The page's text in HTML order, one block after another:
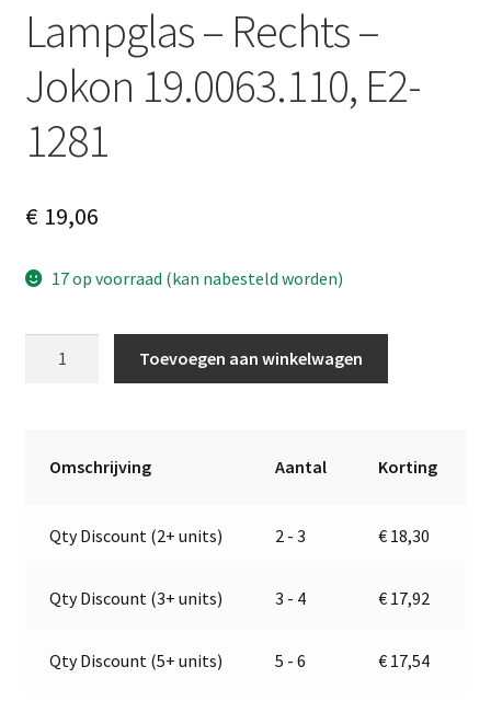
Lampglas – Rechts –
Jokon 19.0063.110, E2-
1281
€19,06
17 op voorraad (kan nabesteld worden)
19.0063.110,
1281
Toevoegen aan winkelwagen
r
t
v
Omschrijving Aantal Korting
Qty Discount (2+ units) 2 - 3 € 18,30
Qty Discount (3+ units) 3 - 4 € 17,92
Qty Discount (5+ units) 5 - 6 € 17,54